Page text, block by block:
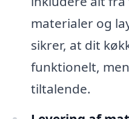
materialer og
sikrer, at dit
funktionelt,
tiltalende.